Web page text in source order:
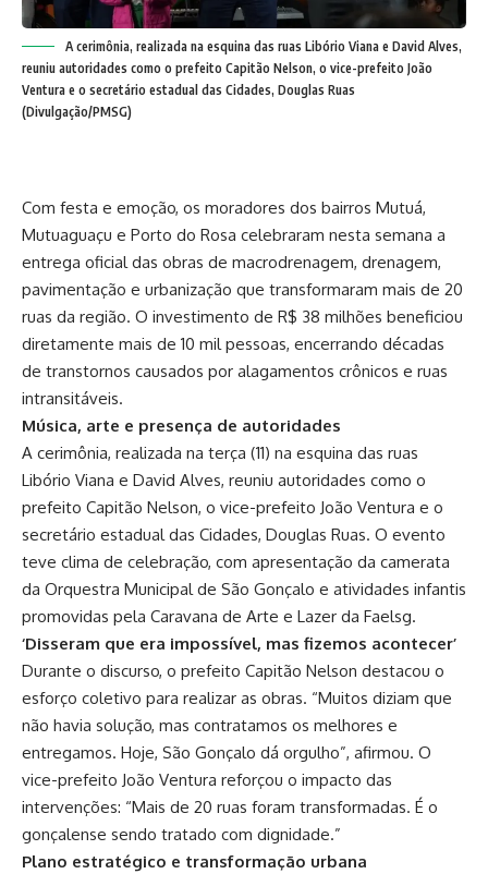
A cerimônia, realizada na esquina das ruas Libório Viana e David Alves,
reuniu autoridades como o prefeito Capitão Nelson, o vice-prefeito João
Ventura e o secretário estadual das Cidades, Douglas Ruas
(Divulgação/PMSG)
Com festa e emoção, os moradores dos bairros Mutuá,
Mutuaguaçu e Porto do Rosa celebraram nesta semana a
entrega oficial das obras de macrodrenagem, drenagem,
pavimentação e urbanização que transformaram mais de 20
ruas da região. O investimento de R$ 38 milhões beneficiou
diretamente mais de 10 mil pessoas, encerrando décadas
de transtornos causados por alagamentos crônicos e ruas
intransitáveis.
Música, arte e presença de autoridades
A cerimônia, realizada na terça (11) na esquina das ruas
Libório Viana e David Alves, reuniu autoridades como o
prefeito Capitão Nelson, o vice-prefeito João Ventura e o
secretário estadual das Cidades, Douglas Ruas. O evento
teve clima de celebração, com apresentação da camerata
da Orquestra Municipal de São Gonçalo e atividades infantis
promovidas pela Caravana de Arte e Lazer da Faelsg.
‘Disseram que era impossível, mas fizemos acontecer’
Durante o discurso, o prefeito Capitão Nelson destacou o
esforço coletivo para realizar as obras. “Muitos diziam que
não havia solução, mas contratamos os melhores e
entregamos. Hoje, São Gonçalo dá orgulho”, afirmou. O
vice-prefeito João Ventura reforçou o impacto das
intervenções: “Mais de 20 ruas foram transformadas. É o
gonçalense sendo tratado com dignidade.”
Plano estratégico e transformação urbana